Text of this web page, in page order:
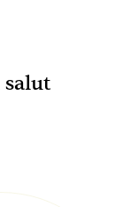
salut